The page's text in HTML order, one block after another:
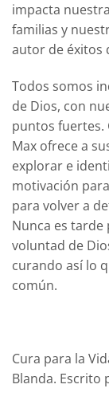
impacta
familias y
autor de éxitos
Todos somos
de Dios, con
puntos fuertes.
Max ofrece a
explorar e
motivación
para volver a
Nunca es
voluntad de
curando así lo
común.
Cura para la
Blanda. Escrito